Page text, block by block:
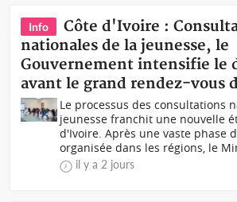
Info
Côte d'Ivoire :
nationales de la jeunesse, le
Gouvernement intensifie le
avant le grand rendez-vous
Le processus des consultations
jeunesse franchit une nouvelle
d'Ivoire. Après une vaste phase
organisée dans les régions, le
il y a 2 jours